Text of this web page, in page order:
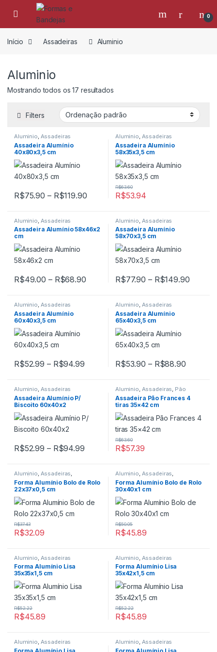
Skip to navigation
Skip to content
Open 0
Início Assadeiras Aluminio
Aluminio
Mostrando todos os 17 resultados
Filters
Aluminio, Assadeiras
Assadeira Alumínio
40x80x3,5 cm
R$75.90 – R$119.90Faixa de preço: R$75.90 através
Este produto tem várias variantes. As opções podem ser
Aluminio, Assadeiras
Assadeira Alumínio
58x35x3,5 cm
R$53.94
R$63.60
Aluminio Assadeiras
Assadeira Alumínio 58x46x2
cm
R$49.00 – R$68.90Faixa de preço: R$49.00 através
Este produto tem várias variantes. As opções podem ser
Aluminio Assadeiras
Assadeira Alumínio
58x70x3,5 cm
R$77.90 – R$149.90Faixa
Este produto tem várias
Aluminio, Assadeiras
Assadeira Alumínio
60x40x3,5 cm
R$52.99 – R$94.99Faixa de preço: R$52.99 através
Este produto tem várias variantes. As opções podem ser
Aluminio, Assadeiras
Assadeira Alumínio
65x40x3,5 cm
R$53.90 – R$88.90Faixa
Este produto tem várias
Aluminio, Assadeiras
Assadeira Alumínio P/
Biscoito 60x40x2
R$52.99 – R$94.99Faixa de preço: R$52.99 através
Este produto tem várias variantes. As opções podem ser
Aluminio, Assadeiras, Pão
Frances
Assadeira Pão Frances 4
tiras 35×42 cm
R$57.39
R$63.60
Aluminio, Assadeiras,
Bolo/Pudim/Suiça ,Formas
Forma Alumínio Bolo de Rolo
22x37x0,5 cm
R$32.09
R$37.43
Aluminio, Assadeiras,
Bolo/Pudim/Suiça ,Formas
Forma Alumínio Bolo de Rolo
30x40x1 cm
R$45.89
R$50.05
Aluminio Assadeiras
Forma Alumínio Lisa
35x35x1,5 cm
R$45.89
R$52.22
Aluminio Assadeiras
Forma Alumínio Lisa
35x42x1,5 cm
R$45.89
R$52.22
Aluminio, Assadeiras Aluminio, Assadeiras